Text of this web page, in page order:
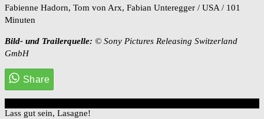
Fabienne Hadorn, Tom von Arx, Fabian Unteregger / USA / 101
Minuten
Bild- und Trailerquelle: © Sony Pictures Releasing Switzerland
GmbH
Lass gut sein, Lasagne!